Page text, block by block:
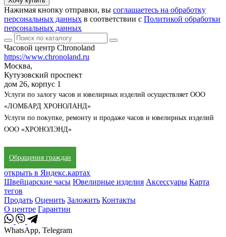
Нажимая кнопку отправки, вы соглашаетесь на обработку
персональных данных в соответствии с Политикой обработки
персональных данных
Часовой центр Chronoland
https://www.chronoland.ru
Москва,
Кутузовский проспект
дом 26, корпус 1
Услуги по залогу часов и ювелирных изделий осуществляет ООО
«ЛОМБАРД ХРОНОЛАНД»
Услуги по покупке, ремонту и продаже часов и ювелирных изделий
ООО «ХРОНОЛЭНД»
Обращения граждан
открыть в Яндекс.картах
Швейцарские часы Ювелирные изделия Аксессуары Карта
тегов
Продать Оценить Заложить Контакты
О центре Гарантии
WhatsApp, Telegram